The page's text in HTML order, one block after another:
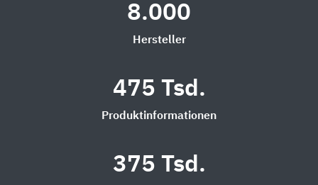
8.000
Hersteller
475 Tsd.
Produktinformationen
375 Tsd.